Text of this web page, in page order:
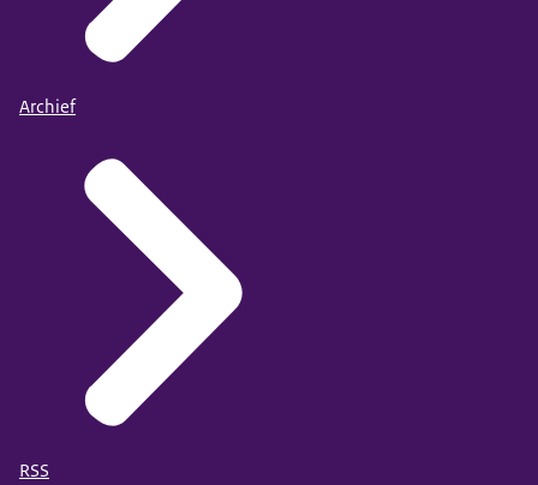
Archief
RSS